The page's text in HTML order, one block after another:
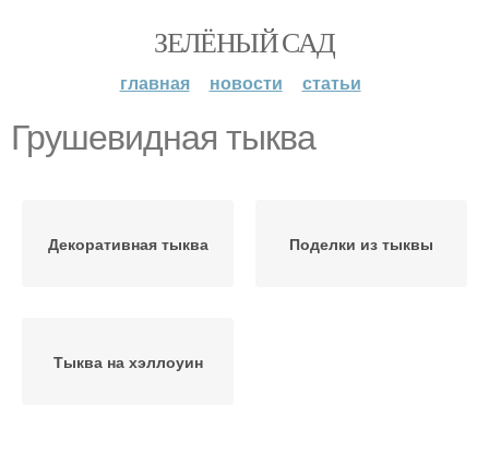
ЗЕЛЁНЫЙ САД
главная новости статьи
Грушевидная тыква
Декоративная тыква Поделки из тыквы
Тыква на хэллоуин